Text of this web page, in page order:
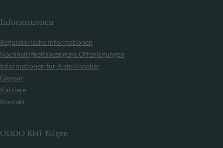
Informationen
Regulatorische Informationen
Nachhaltigkeitsbezogene Offenlegungen
Informationen für Anteilinhaber
Glossar
Karriere
Kontakt
ODDO BHF folgen